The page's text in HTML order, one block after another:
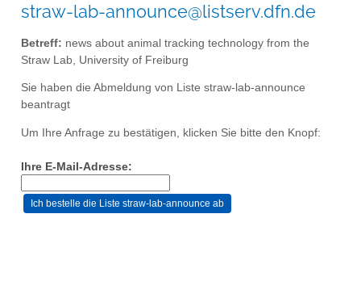
straw-lab-announce@listserv.dfn.de
Betreff: news about animal tracking technology from the
Straw Lab, University of Freiburg
Sie haben die Abmeldung von Liste straw-lab-announce
beantragt
Um Ihre Anfrage zu bestätigen, klicken Sie bitte den Knopf:
Ihre E-Mail-Adresse: